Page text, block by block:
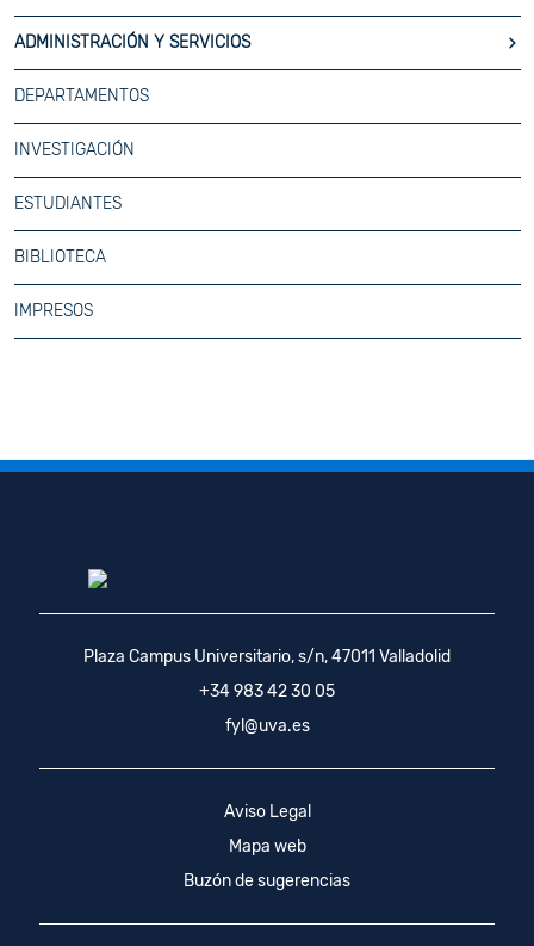
ADMINISTRACIÓN Y SERVICIOS
DEPARTAMENTOS
INVESTIGACIÓN
ESTUDIANTES
BIBLIOTECA
IMPRESOS
Plaza Campus Universitario, s/n, 47011 Valladolid
+34 983 42 30 05
fyl@uva.es
Aviso Legal
Mapa web
Buzón de sugerencias